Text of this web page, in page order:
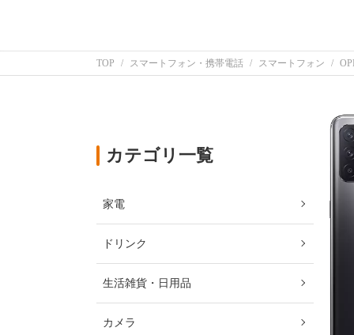
TOP スマートフォン・携帯電話 スマートフォン
カテゴリ一覧
家電
ドリンク
生活雑貨・日用品
カメラ